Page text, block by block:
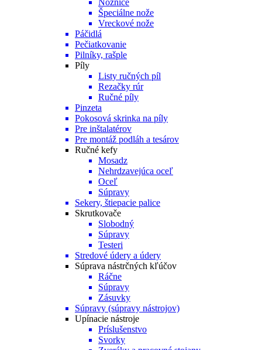
Nožnice
Špeciálne nože
Vreckové nože
Páčidlá
Pečiatkovanie
Pilníky, rašple
Píly
Listy ručných píl
Rezačky rúr
Ručné píly
Pinzeta
Pokosová skrinka na píly
Pre inštalatérov
Pre montáž podláh a tesárov
Ručné kefy
Mosadz
Nehrdzavejúca oceľ
Oceľ
Súpravy
Sekery, štiepacie palice
Skrutkovače
Slobodný
Súpravy
Testeri
Stredové údery a údery
Súprava nástrčných kľúčov
Ráčne
Súpravy
Zásuvky
Súpravy (súpravy nástrojov)
Upínacie nástroje
Príslušenstvo
Svorky